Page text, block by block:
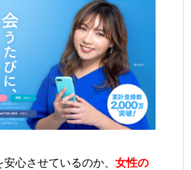
心させているのか、 女性の